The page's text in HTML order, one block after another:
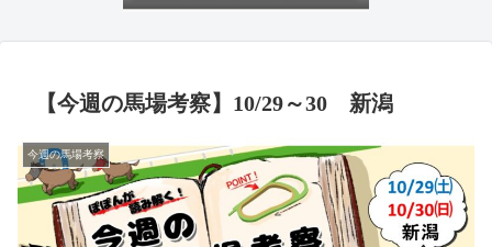
【今週の馬場考察】10/29～30 新潟
今週の馬場考察